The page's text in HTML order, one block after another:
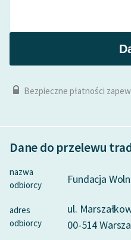
Bezpieczne płatności
Dane do przelewu
nazwa
odbiorcy
Fundacja
adres
odbiorcy
ul.
00-514